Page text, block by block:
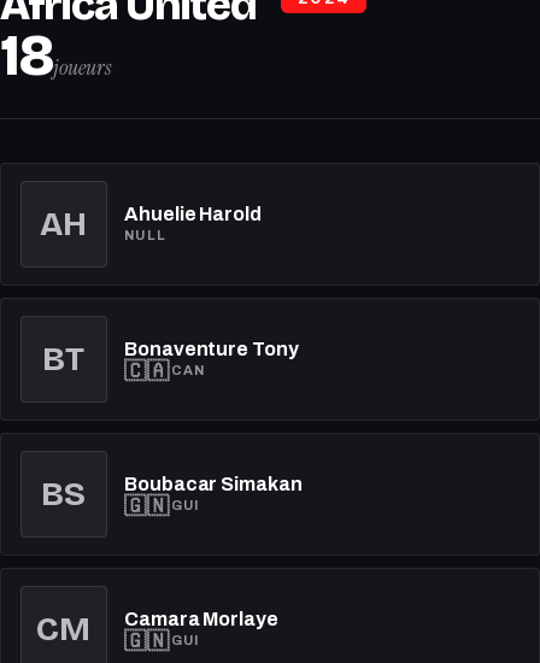
18joueurs
AH Ahuelie Harold
NULL
BT Bonaventure Tony
🇨🇦CAN
BS Boubacar Simakan
🇬🇳GUI
CM Camara Morlaye
🇬🇳GUI